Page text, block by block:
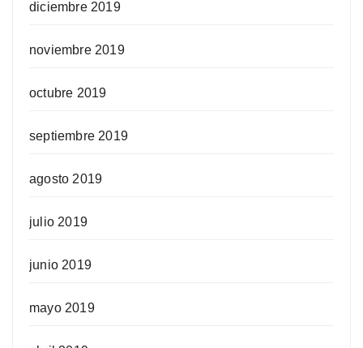
diciembre 2019
noviembre 2019
octubre 2019
septiembre 2019
agosto 2019
julio 2019
junio 2019
mayo 2019